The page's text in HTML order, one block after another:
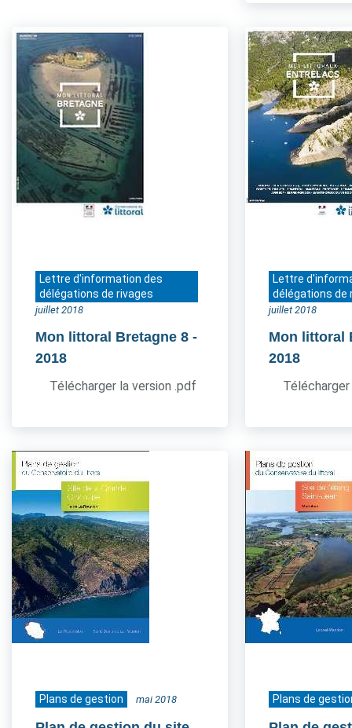
Lettre d'information des
délégations de rivages
juillet 2018
Mon littoral Bretagne 8 -
2018
Télécharger la version .pdf
Lettre
délégations de
juillet 2018
Mon littoral
2018
Plans de gestion mai 2018 Plans de